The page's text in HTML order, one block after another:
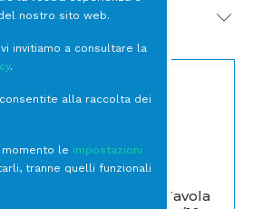
FORCHETTA Tavola
nostro sito web.
invitiamo a consultare la
.
alla raccolta dei
le impostazioni
tranne quelli funzionali